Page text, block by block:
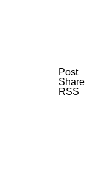
Post
Share
RSS